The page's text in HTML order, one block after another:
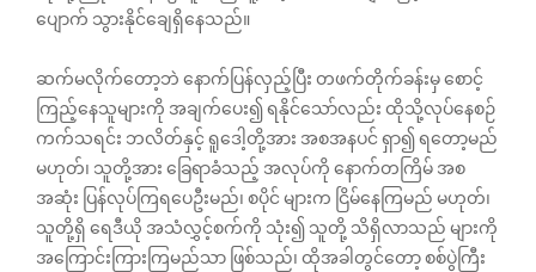
ပျောက် သွားနိုင်ချေရှိနေသည်။
ဆက်မလိုက်တော့ဘဲ နောက်ပြန်လှည့်ပြီး တဖက်တိုက်ခန်းမှ စောင့်
ကြည့်နေသူများကို အချက်ပေး၍ ရနိုင်သော်လည်း ထိုသို့လုပ်နေစဉ်
ကက်သရင်း ဘလိတ်နှင့် ရူဒေါ့တို့အား အစအနပင် ရှာ၍ ရတော့မည်
မဟုတ်၊ သူတို့အား ခြေရာခံသည့် အလုပ်ကို နောက်တကြိမ် အစ
အဆုံး ပြန်လုပ်ကြရပေဦးမည်၊ စပိုင် များက ငြိမ်နေကြမည် မဟုတ်၊
သူတို့ရှိ ရေဒီယို အသံလွှင့်စက်ကို သုံး၍ သူတို့ သိရှိလာသည် များကို
အကြောင်းကြားကြမည်သာ ဖြစ်သည်၊ ထိုအခါတွင်တော့ စစ်ပွဲကြီး